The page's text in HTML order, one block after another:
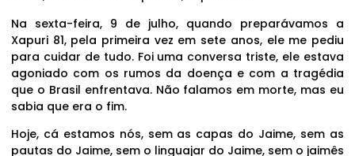
Na sexta-feira, 9 de julho, quando preparávamos a
Xapuri 81, pela primeira vez em sete anos, ele me pediu
para cuidar de tudo. Foi uma conversa triste, ele estava
agoniado com os rumos da doença e com a tragédia
que o Brasil enfrentava. Não falamos em morte, mas eu
sabia que era o fim.
Hoje, cá estamos nós, sem as capas do Jaime, sem as
pautas do Jaime, sem o linguajar do Jaime, sem o jaimês